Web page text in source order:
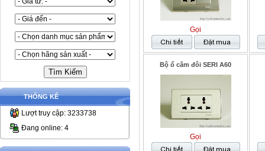
THỐNG KÊ
Lượt truy cập: 3233738
Đang online: 4
Gọi
Bộ ổ cắm đôi SERI A60
Gọi